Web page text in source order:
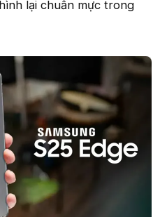
lại chuẩn mực trong